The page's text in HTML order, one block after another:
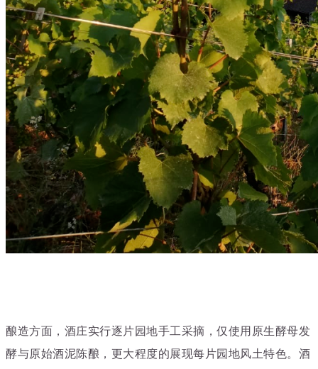
酿造方面，酒庄实行逐片园地手工采摘，仅使用原生酵母发
酵与原始酒泥陈酿，更大程度的展现每片园地风土特色。 酒